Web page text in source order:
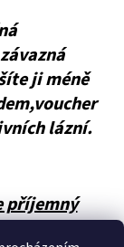
ji méně
lázní.
příjemný